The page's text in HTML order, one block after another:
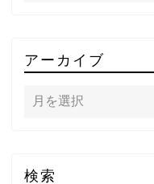
アーカイブ
検索